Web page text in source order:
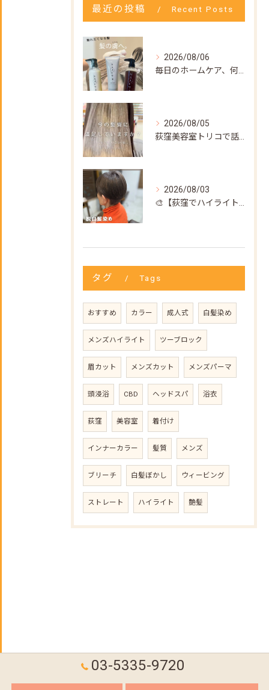
最近の投稿 Recent Posts
2026/08/06
2026/08/05
2026/08/03
タグ Tags
おすすめ カラー 成人式 白髪染め
メンズハイライト ツーブロック
眉カット メンズカット メンズパーマ
頭浸浴 CBD ヘッドスパ 浴衣
荻窪 美容室 着付け
インナーカラー 髪質 メンズ
ブリーチ 白髪ぼかし ウィービング
ストレート ハイライト 艶髪
03-5335-9720